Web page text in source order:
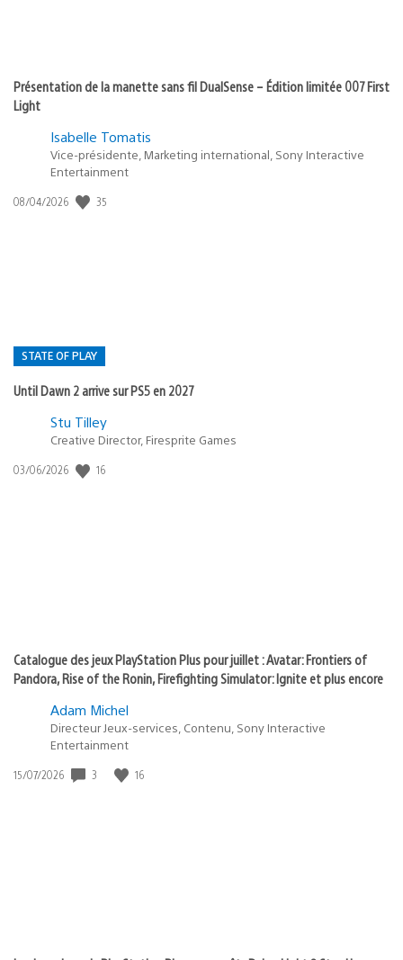
Présentation de la manette sans fil DualSense – Édition limitée 007 First
Light
Isabelle Tomatis
Vice-présidente, Marketing international, Sony Interactive
Entertainment
Date
08/04/2026 35
STATE OF PLAY
Until Dawn 2 arrive sur PS5 en 2027
Postée
:
Stu Tilley
Creative Director, Firesprite Games
Date
03/06/2026 16
Catalogue des jeux PlayStation Plus pour juillet : Avatar: Frontiers of
Pandora, Rise of the Ronin, Firefighting Simulator: Ignite et plus encore
Adam Michel
Directeur Jeux-services, Contenu, Sony Interactive
Entertainment
Date
15/07/2026 3 16